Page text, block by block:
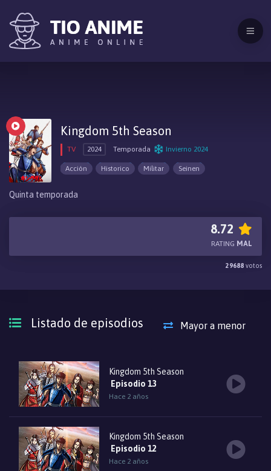
Kingdom 5th Season
TV 2024 Temporada Invierno 2024
Acción Historico Militar Seinen
Quinta temporada
8.72
RATING MAL
29688 votos
Listado de episodios Mayor a menor
Kingdom 5th Season
Episodio 13
Hace 2 años
Kingdom 5th Season
Episodio 12
Hace 2 años